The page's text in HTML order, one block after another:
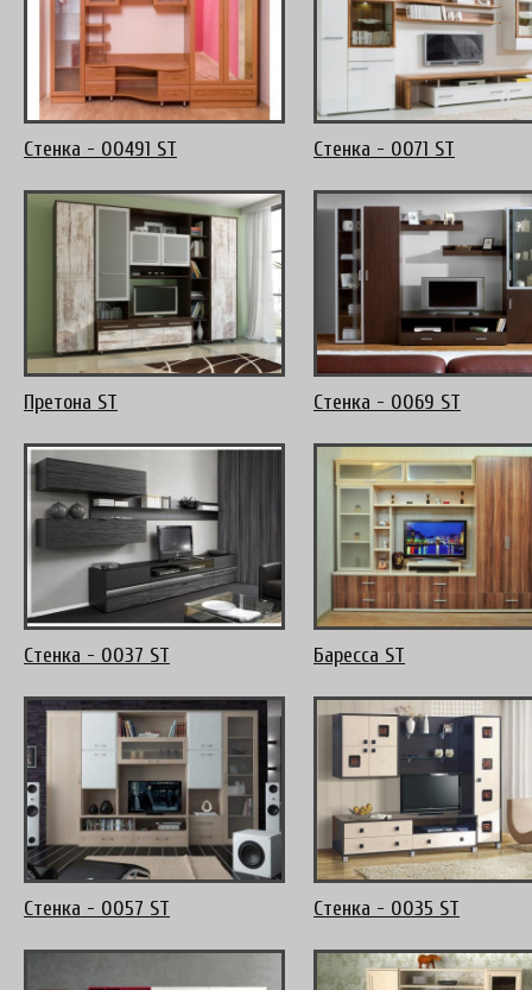
Стенка - 00491 ST Стенка - 0071 ST
Претона ST Стенка - 0069 ST
Стенка - 0037 ST Баресса ST
Стенка - 0057 ST Стенка - 0035 ST